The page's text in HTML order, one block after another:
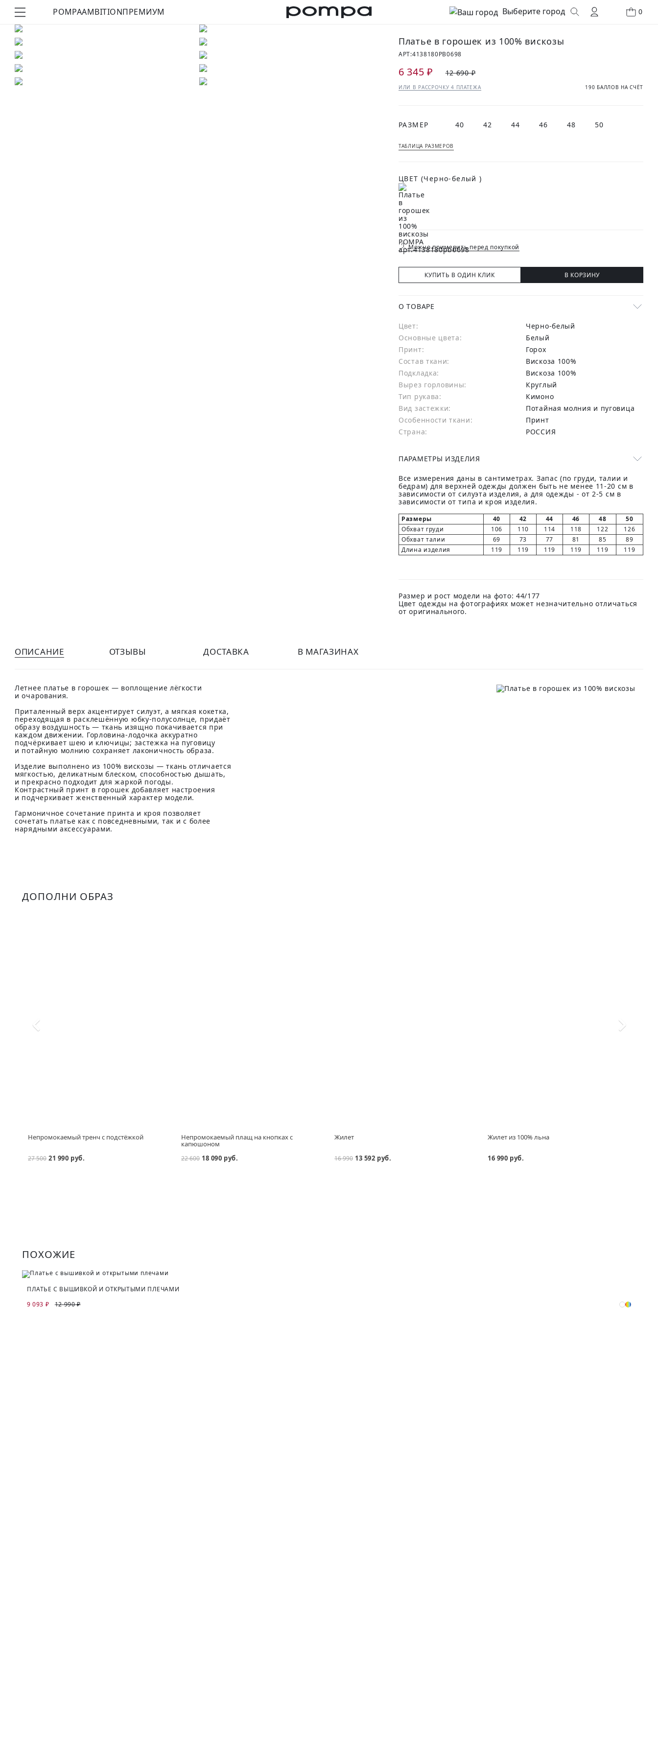
POMPAAMBITIONПРЕМИУМ Выберите город 0
Платье в горошек из 100% вискозы
АРТ:4138180PB0698
6 345 ₽ 12 690 ₽
ИЛИ В РАССРОЧКУ 4 ПЛАТЕЖА 190 БАЛЛОВ НА СЧЁТ
РАЗМЕР 40 42 44 46 48 50
ТАБЛИЦА РАЗМЕРОВ
ЦВЕТ (Черно-белый )
Можно примерить перед покупкой
КУПИТЬ В ОДИН КЛИК В КОРЗИНУ
О ТОВАРЕ
Цвет:
Черно-белый
Основные цвета:
белый
Принт:
Горох
Состав ткани:
вискоза 100%
Подкладка:
Вискоза 100%
Вырез горловины:
Круглый
Тип рукава:
Кимоно
Вид застежки:
Потайная молния и пуговица
Особенности ткани:
Принт
Страна:
РОССИЯ
ПАРАМЕТРЫ ИЗДЕЛИЯ
Все измерения даны в сантиметрах. Запас (по груди, талии и
бедрам) для верхней одежды должен быть не менее 11-20 см в
зависимости от силуэта изделия, а для одежды - от 2-5 см в
зависимости от типа и кроя изделия.
Размеры 40 42 44 46 48
50
Обхват груди
106 110 114 118 122
126
Обхват талии
69 73 77 81 85
89
Длина изделия
119 119 119 119 119 119
Размер и рост модели на фото: 44/177
Цвет одежды на фотографиях может незначительно отличаться
от оригинального.
ОПИСАНИЕ ОТЗЫВЫ ДОСТАВКА В МАГАЗИНАХ
Летнее платье в горошек — воплощение лёгкости
и очарования.
Приталенный верх акцентирует силуэт, а мягкая кокетка,
переходящая в расклешённую юбку-полусолнце, придаёт
образу воздушность — ткань изящно покачивается при
каждом движении. Горловина-лодочка аккуратно
подчёркивает шею и ключицы; застежка на пуговицу
и потайную молнию сохраняет лаконичность образа.
Изделие выполнено из 100% вискозы — ткань отличается
мягкостью, деликатным блеском, способностью дышать,
и прекрасно подходит для жаркой погоды.
Контрастный принт в горошек добавляет настроения
и подчеркивает женственный характер модели.
Гармоничное сочетание принта и кроя позволяет
сочетать платье как с повседневными, так и с более
нарядными аксессуарами.
ДОПОЛНИ ОБРАЗ
Непромокаемый тренч с подстёжкой
27 500 21 990 руб.
Непромокаемый плащ на кнопках с
капюшоном
22 600 18 090 руб.
Жилет
16 990 13 592 руб.
Жилет из 100% льна
16 990 руб.
ПОХОЖИЕ
ПЛАТЬЕ С ВЫШИВКОЙ И ОТКРЫТЫМИ ПЛЕЧАМИ
9 093 ₽
12 990 ₽